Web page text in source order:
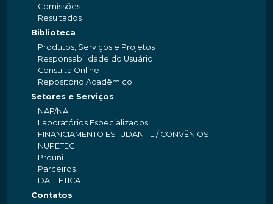
Comissões
Resultados
Biblioteca
Produtos, Serviços e Projetos
Responsabilidade do Usuário
Consulta Online
Repositório Acadêmico
Setores e Serviços
NAP/NAI
Laboratórios Especializados
FINANCIAMENTO ESTUDANTIL / CONVÊNIOS
NUPETEC
Prouni
Parceiros
DATLÉTICA
Contatos